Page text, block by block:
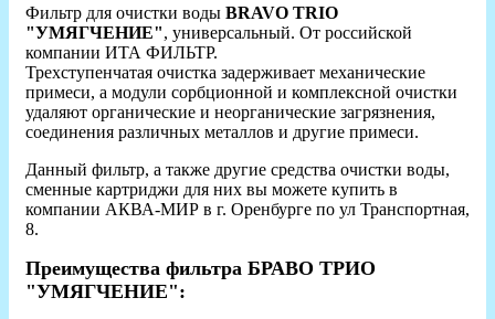
Фильтр для очистки воды BRAVO TRIO
"УМЯГЧЕНИЕ", универсальный. От российской
компании ИТА ФИЛЬТР.
Трехступенчатая очистка задерживает механические
примеси, а модули сорбционной и комплексной очистки
удаляют органические и неорганические загрязнения,
соединения различных металлов и другие примеси.
Данный фильтр, а также другие средства очистки воды,
сменные картриджи для них вы можете купить в
компании АКВА-МИР в г. Оренбурге по ул Транспортная,
8.
Преимущества фильтра БРАВО ТРИО
"УМЯГЧЕНИЕ":